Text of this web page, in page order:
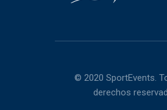
© 2020 SportEvents.
derechos